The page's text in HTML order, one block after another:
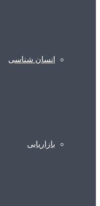
انسان شناسی
بازاریابی